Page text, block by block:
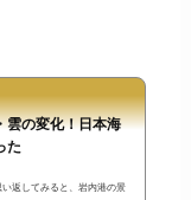
雲の変化！日本海
た
返してみると、岩内港の景